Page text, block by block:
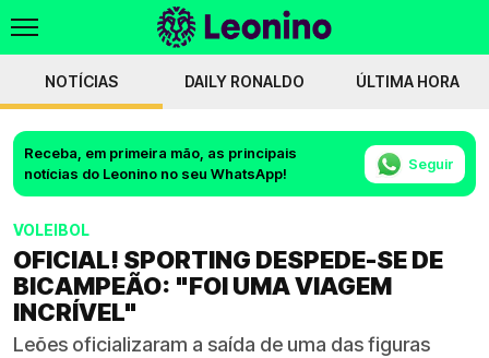
NOTÍCIAS DAILY RONALDO ÚLTIMA HORA
Receba, em primeira mão, as principais
notícias do Leonino no seu WhatsApp!
Seguir
VOLEIBOL
OFICIAL! SPORTING DESPEDE-SE DE
BICAMPEÃO: "FOI UMA VIAGEM
INCRÍVEL"
Leões oficializaram a saída de uma das figuras